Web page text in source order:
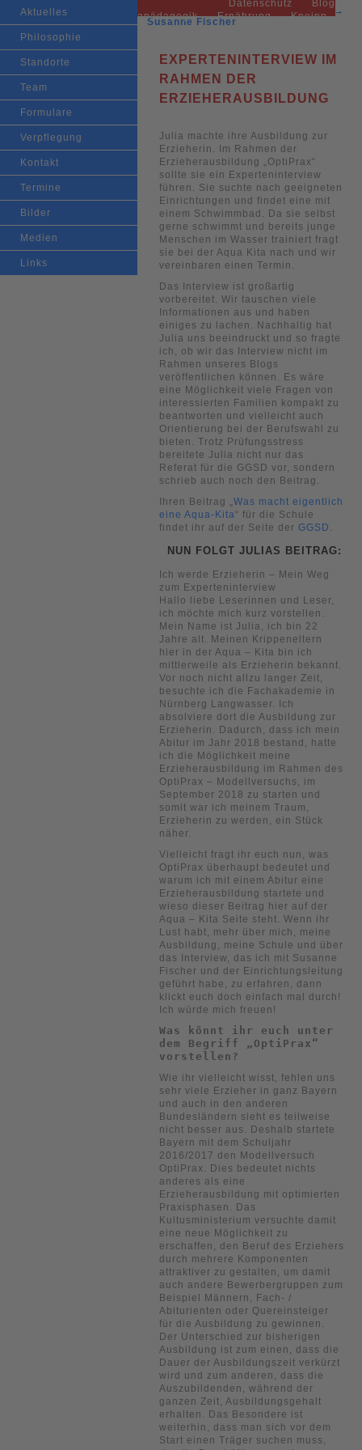
Datenschutz
Blog
Aquapädagogik
Ernährung
Kneipp
AQUA KITA
BEDÜRFNISORIENTIERT, RESSOURCENORIENTIERT,
KINDZENTRIERT
Hauptmenü
Zum primären
Inhalt springen
Zum sekundären
Inhalt springen
Aktuelles
Philosophie
Standorte
Team
Formulare
Verpflegung
Kontakt
Termine
Bilder
Medien
Links
Beitragsnavigation
Vorheriger Nächster→
EXPERTENINTERVIEW IM
RAHMEN DER
ERZIEHERAUSBILDUNG
Veröffentlicht am7. März 2022
von
Susanne Fischer
Julia machte ihre Ausbildung zur
Erzieherin. Im Rahmen der
Erzieherausbildung „OptiPrax“
sollte sie ein Experteninterview
führen. Sie suchte nach geeigneten
Einrichtungen und findet eine mit
einem Schwimmbad. Da sie selbst
gerne schwimmt und bereits junge
Menschen im Wasser trainiert fragt
sie bei der Aqua Kita nach und wir
vereinbaren einen Termin.
Das Interview ist großartig
vorbereitet. Wir tauschen viele
Informationen aus und haben
einiges zu lachen. Nachhaltig hat
Julia uns beeindruckt und so fragte
ich, ob wir das Interview nicht im
Rahmen unseres Blogs
veröffentlichen können. Es wäre
eine Möglichkeit viele Fragen von
interessierten Familien kompakt zu
beantworten und vielleicht auch
Orientierung bei der Berufswahl zu
bieten. Trotz Prüfungsstress
bereitete Julia nicht nur das
Referat für die GGSD vor, sondern
schrieb auch noch den Beitrag.
Ihren Beitrag „Was macht eigentlich
eine Aqua-Kita“ für die Schule
findet ihr auf der Seite der GGSD .
NUN FOLGT JULIAS BEITRAG:
Ich werde Erzieherin – Mein Weg
zum Experteninterview
Hallo liebe Leserinnen und Leser,
ich möchte mich kurz vorstellen.
Mein Name ist Julia, ich bin 22
Jahre alt. Meinen Krippeneltern
hier in der Aqua – Kita bin ich
mittlerweile als Erzieherin bekannt.
Vor noch nicht allzu langer Zeit,
besuchte ich die Fachakademie in
Nürnberg Langwasser. Ich
absolviere dort die Ausbildung zur
Erzieherin. Dadurch, dass ich mein
Abitur im Jahr 2018 bestand, hatte
ich die Möglichkeit meine
Erzieherausbildung im Rahmen des
OptiPrax – Modellversuchs, im
September 2018 zu starten und
somit war ich meinem Traum,
Erzieherin zu werden, ein Stück
näher.
Vielleicht fragt ihr euch nun, was
OptiPrax überhaupt bedeutet und
warum ich mit einem Abitur eine
Erzieherausbildung startete und
wieso dieser Beitrag hier auf der
Aqua – Kita Seite steht. Wenn ihr
Lust habt, mehr über mich, meine
Ausbildung, meine Schule und über
das Interview, das ich mit Susanne
Fischer und der Einrichtungsleitung
geführt habe, zu erfahren, dann
klickt euch doch einfach mal durch!
Ich würde mich freuen!
Was könnt ihr euch unter
dem Begriff „OptiPrax“
vorstellen?
Wie ihr vielleicht wisst, fehlen uns
sehr viele Erzieher in ganz Bayern
und auch in den anderen
Bundesländern sieht es teilweise
nicht besser aus. Deshalb startete
Bayern mit dem Schuljahr
2016/2017 den Modellversuch
OptiPrax. Dies bedeutet nichts
anderes als eine
Erzieherausbildung mit optimierten
Praxisphasen. Das
Kultusministerium versuchte damit
eine neue Möglichkeit zu
erschaffen, den Beruf des Erziehers
durch mehrere Komponenten
attraktiver zu gestalten, um damit
auch andere Bewerbergruppen zum
Beispiel Männern, Fach- /
Abiturienten oder Quereinsteiger
für die Ausbildung zu gewinnen.
Der Unterschied zur bisherigen
Ausbildung ist zum einen, dass die
Dauer der Ausbildungszeit verkürzt
wird und zum anderen, dass die
Auszubildenden, während der
ganzen Zeit, Ausbildungsgehalt
erhalten. Das Besondere ist
weiterhin, dass man sich vor dem
Start einen Träger suchen muss,